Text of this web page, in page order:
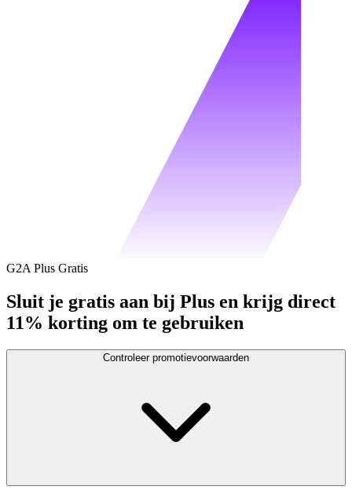
G2A Plus Gratis
Sluit je gratis aan bij Plus en krijg direct
11% korting om te gebruiken
Controleer promotievoorwaarden